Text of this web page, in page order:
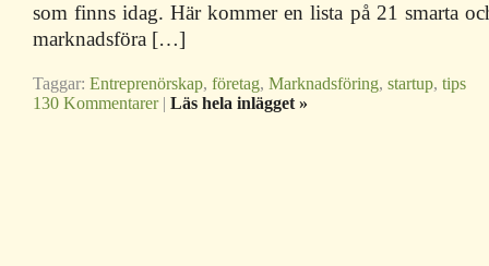
som finns idag. Här kommer en lista på 21 smarta
marknadsföra […]
Taggar: Entreprenörskap, företag, Marknadsföring, startup, tips
130 Kommentarer| Läs hela inlägget »